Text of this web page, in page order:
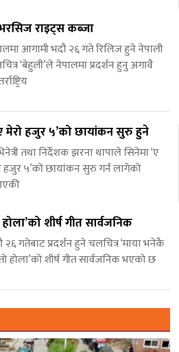
राइट्स कब्जा
आगामी भदौ २६ गते रिलिज हुने नेपाली
‘बेहुली’ले नेपालमा प्रदर्शन हुनु अगावै
मेरो हजुर ५’को छायांकन सुरु हुने
तथा निर्देशक झरना थापाले सिनेमा ‘ए
हजुर ५’को छायांकन सुरु गर्न लागेको
शीर्ष गीत सार्वजनिक
२६ गतेबाट प्रदर्शन हुने चलचित्र ‘माया भनेकै
होला’को शीर्ष गीत सार्वजनिक भएको छ